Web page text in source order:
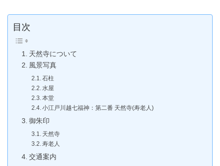
目次
天然寺について
風景写真
石柱
水屋
本堂
小江戸川越七福神：第二番 天然寺(寿老人)
御朱印
天然寺
寿老人
交通案内